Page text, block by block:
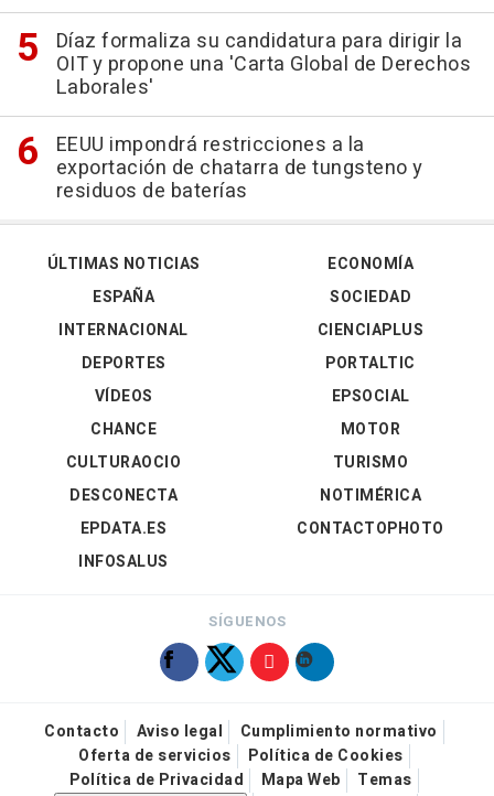
Díaz formaliza su candidatura para dirigir la
OIT y propone una 'Carta Global de Derechos
Laborales'
EEUU impondrá restricciones a la
exportación de chatarra de tungsteno y
residuos de baterías
ÚLTIMAS NOTICIAS
ESPAÑA
INTERNACIONAL
DEPORTES
VÍDEOS
ECONOMÍA
SOCIEDAD
CIENCIAPLUS
PORTALTIC
EPSOCIAL
CHANCE
CULTURAOCIO
DESCONECTA
EPDATA.ES
INFOSALUS
MOTOR
TURISMO
NOTIMÉRICA
CONTACTOPHOTO
SÍGUENOS
Contacto Aviso legal
Cumplimiento normativo
Oferta de servicios
Política de Cookies
Política de Privacidad
Mapa Web
Temas